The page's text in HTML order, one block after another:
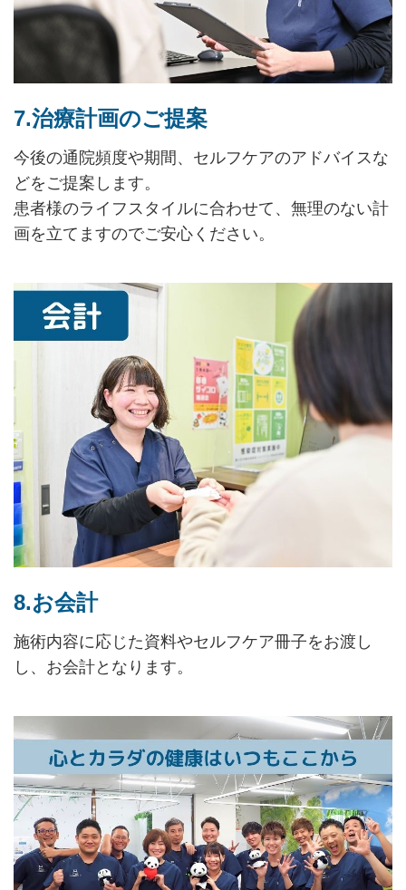
7.治療計画のご提案
今後の通院頻度や期間、セルフケアのアドバイスな
どをご提案します。
患者様のライフスタイルに合わせて、無理のない計
画を立てますのでご安心ください。
8.お会計
施術内容に応じた資料やセルフケア冊子をお渡し
し、お会計となります。